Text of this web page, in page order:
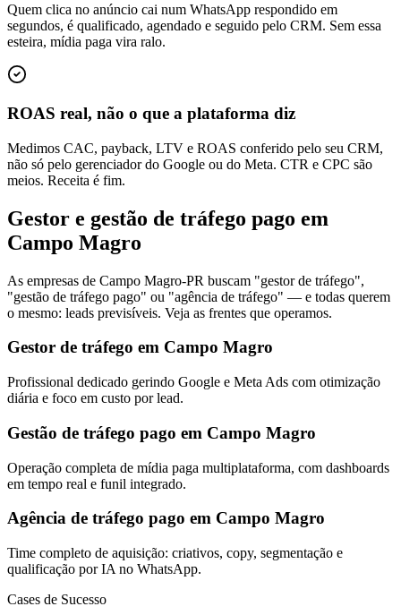
Quem clica no anúncio cai num WhatsApp respondido em
segundos, é qualificado, agendado e seguido pelo CRM. Sem essa
esteira, mídia paga vira ralo.
ROAS real, não o que a plataforma diz
Medimos CAC, payback, LTV e ROAS conferido pelo seu CRM,
não só pelo gerenciador do Google ou do Meta. CTR e CPC são
meios. Receita é fim.
Gestor e gestão de tráfego pago em
Campo Magro
As empresas de Campo Magro-PR buscam "gestor de tráfego",
"gestão de tráfego pago" ou "agência de tráfego" — e todas querem
o mesmo: leads previsíveis. Veja as frentes que operamos.
Gestor de tráfego em Campo Magro
Profissional dedicado gerindo Google e Meta Ads com otimização
diária e foco em custo por lead.
Gestão de tráfego pago em Campo Magro
Operação completa de mídia paga multiplataforma, com dashboards
em tempo real e funil integrado.
Agência de tráfego pago em Campo Magro
Time completo de aquisição: criativos, copy, segmentação e
qualificação por IA no WhatsApp.
Cases de Sucesso